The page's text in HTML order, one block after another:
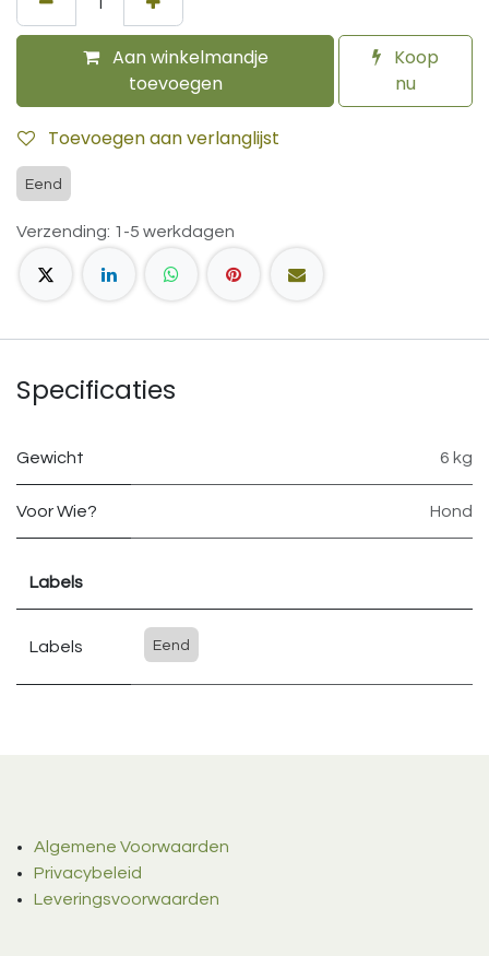
Aan winkelmandje
toevoegen
Koop
nu
Toevoegen aan verlanglijst
Eend
Verzending: 1-5 werkdagen
Specificaties
Gewicht 6 kg
Voor Wie? Hond
Labels
Labels Eend
Algemene Voorwaarden
Privacybeleid
Leveringsvoorwaarden